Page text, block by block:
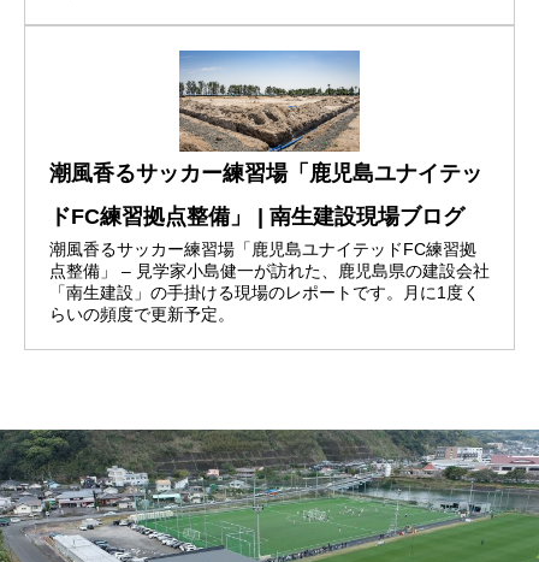
潮風香るサッカー練習場「鹿児島ユナイテッ
ドFC練習拠点整備」 | 南生建設現場ブログ
潮風香るサッカー練習場「鹿児島ユナイテッドFC練習拠
点整備」 – 見学家小島健一が訪れた、鹿児島県の建設会社
「南生建設」の手掛ける現場のレポートです。月に1度く
らいの頻度で更新予定。